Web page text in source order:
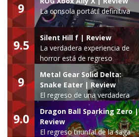
9
La consola portátil definitiva
9.5
Silent Hill f | Review
La verdadera experiencia de
horror está de regreso
9
Metal Gear Solid Delta:
Snake Eater | Review
El regreso de una verdadera
leyenda
9.0
Dragon Ball Sparking Zero |
Review
El regreso triunfal de la saga